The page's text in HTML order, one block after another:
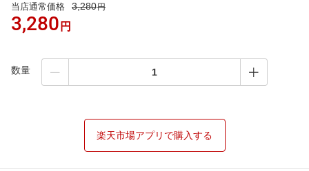
当店通常価格 3,280円
3,280 円
数量
楽天市場アプリで購入する